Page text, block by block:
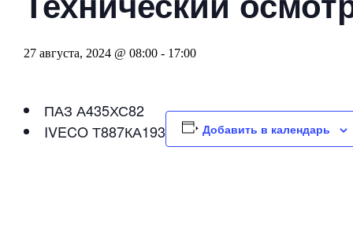
27 августа, 2024 @ 08:00 - 17:00
ПАЗ А435ХС82
IVECO Т887КА193
Добавить в календарь